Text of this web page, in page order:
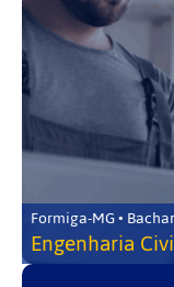
Formiga-MG •
Engenharia